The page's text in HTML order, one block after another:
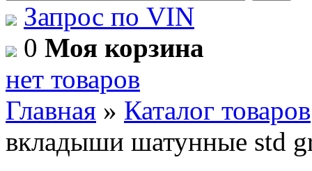
Запрос по VIN
0 Моя корзина
нет товаров
Главная » Каталог товаров
вкладыши шатунные std